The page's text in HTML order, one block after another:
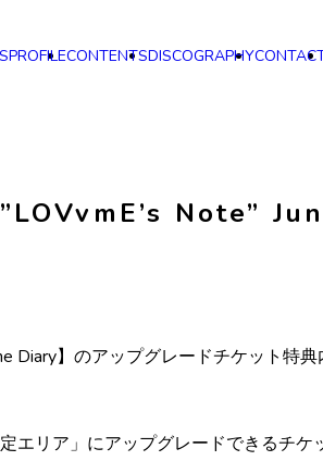
PROFILECONTENTSDISCOGRAPHY
Note”
Diary】のアップグレードチケット特
リア」にアップグレードできるチケ